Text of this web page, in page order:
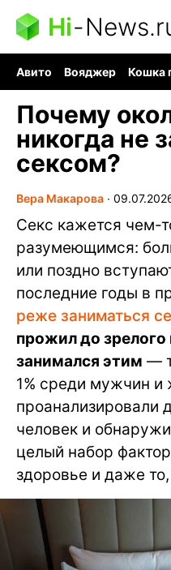
Hi-
Авито Вояджер Кошка
Почему
никогда не
сексом?
Вера Макарова ∙
Секс кажется чем-
разумеющимся:
или поздно
последние годы в
реже заниматься
прожил до зрелого
занимался этим —
1% среди мужчин
проанализировали
человек и
целый набор
здоровье и даже